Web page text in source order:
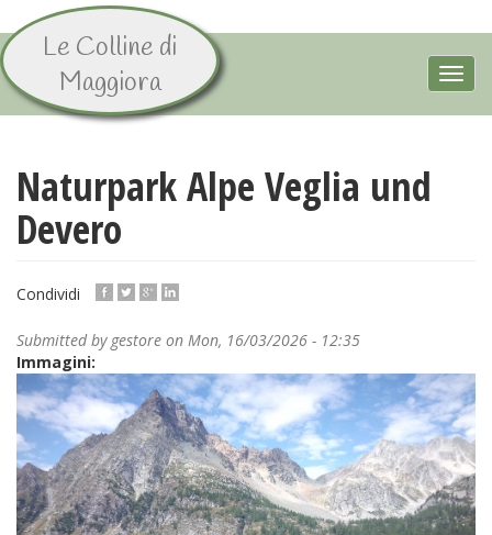
Skip
to
main
content
Le Colline di
Maggiora
Naturpark Alpe Veglia und
Devero
Condividi
Submitted by gestore on Mon, 16/03/2026 - 12:35
Immagini: